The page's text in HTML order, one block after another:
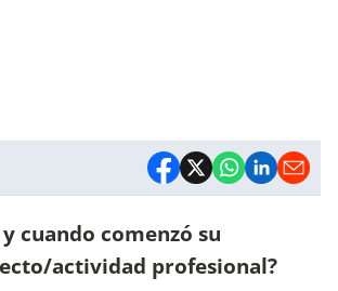
cuando comenzó su
actividad profesional?